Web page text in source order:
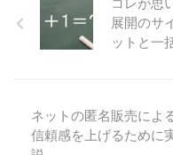
やＳＮＳを通じて商品を紹介
もらえる。 アフィリエイト広告
コレが思
展開のサ
ットと一
ネットの匿名販売によ
信頼感を上げるために